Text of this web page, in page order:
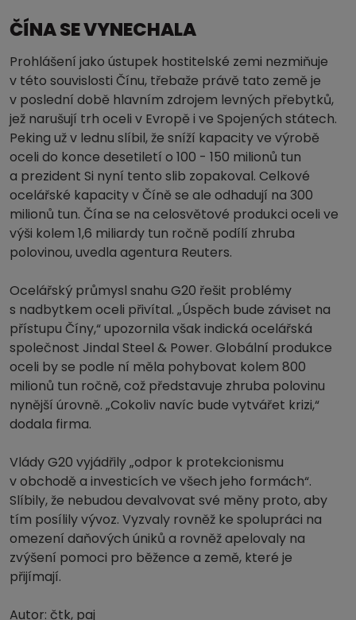
ČÍNA SE VYNECHALA
Prohlášení jako ústupek hostitelské zemi nezmiňuje
v této souvislosti Čínu, třebaže právě tato země je
v poslední době hlavním zdrojem levných přebytků,
jež narušují trh oceli v Evropě i ve Spojených státech.
Peking už v lednu slíbil, že sníží kapacity ve výrobě
oceli do konce desetiletí o 100 - 150 milionů tun
a prezident Si nyní tento slib zopakoval. Celkové
ocelářské kapacity v Číně se ale odhadují na 300
milionů tun. Čína se na celosvětové produkci oceli ve
výši kolem 1,6 miliardy tun ročně podílí zhruba
polovinou, uvedla agentura Reuters.
Ocelářský průmysl snahu G20 řešit problémy
s nadbytkem oceli přivítal. „Úspěch bude záviset na
přístupu Číny,“ upozornila však indická ocelářská
společnost Jindal Steel & Power. Globální produkce
oceli by se podle ní měla pohybovat kolem 800
milionů tun ročně, což představuje zhruba polovinu
nynější úrovně. „Cokoliv navíc bude vytvářet krizi,“
dodala firma.
Vlády G20 vyjádřily „odpor k protekcionismu
v obchodě a investicích ve všech jeho formách“.
Slíbily, že nebudou devalvovat své měny proto, aby
tím posílily vývoz. Vyzvaly rovněž ke spolupráci na
omezení daňových úniků a rovněž apelovaly na
zvýšení pomoci pro běžence a země, které je
přijímají.
Autor: čtk, paj